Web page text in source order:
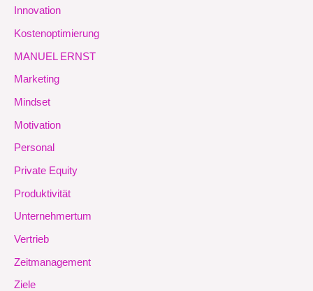
Innovation
Kostenoptimierung
MANUEL ERNST
Marketing
Mindset
Motivation
Personal
Private Equity
Produktivität
Unternehmertum
Vertrieb
Zeitmanagement
Ziele